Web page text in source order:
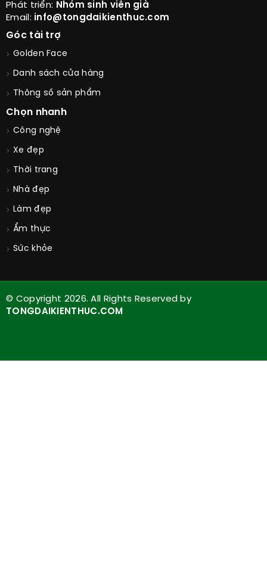
Phát triển: Nhóm sinh viên già
Email: info@tongdaikienthuc.com
Góc tài trợ
Golden Face
Danh sách cửa hàng
Thông số sản phẩm
Chọn nhanh
Công nghệ
Xe đẹp
Thời trang
Nhà đẹp
Làm đẹp
Ẩm thực
Sức khỏe
© Copyright 2026. All Rights Reserved by
TONGDAIKIENTHUC.COM